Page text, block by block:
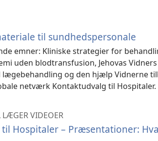
til sundhedspersonale
emner: Kliniske strategier for
uden blodtransfusion, Jehovas
lægebehandling og den hjælp Vidnerne
netværk Kontaktudvalg til Hospitaler.
LÆGER VIDEOER
Hospitaler – Præsentationer: